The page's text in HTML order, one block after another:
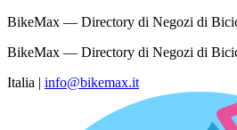
BikeMax — Directory di Negozi di
BikeMax — Directory di Negozi di
Italia | info@bikemax.it